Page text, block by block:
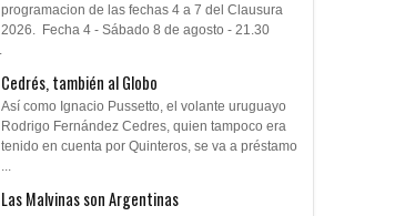
programacion de las fechas 4 a 7 del Clausura
2026. Fecha 4 - Sábado 8 de agosto - 21.30
Cedrés, también al Globo
Así como Ignacio Pussetto, el volante uruguayo
Rodrigo Fernández Cedres, quien tampoco era
tenido en cuenta por Quinteros, se va a préstamo
...
Las Malvinas son Argentinas